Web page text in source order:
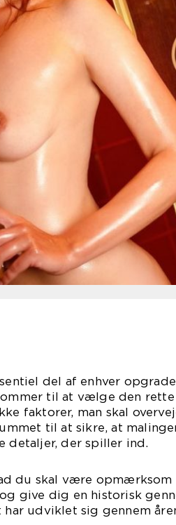
del af enhver
til at vælge den
faktorer, man skal
til at sikre, at
detaljer, der spiller ind.
du skal være opmærksom
give dig en historisk
udviklet sig gennem